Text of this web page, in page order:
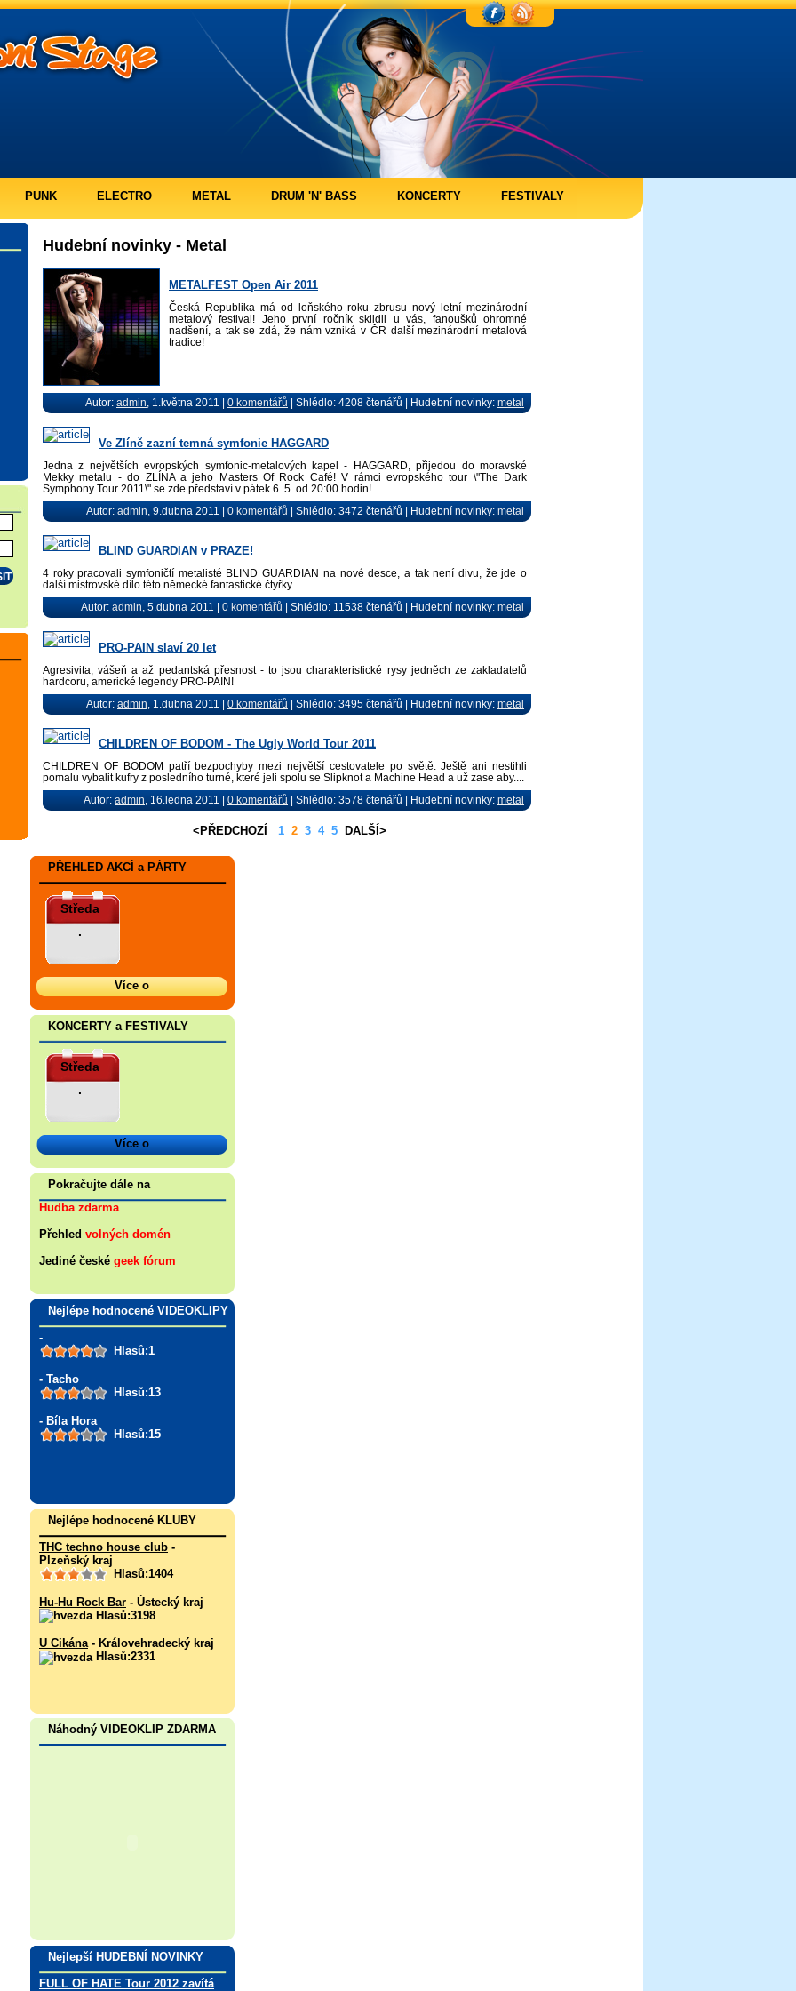
PUNK ELECTRO METAL DRUM 'N' BASS KONCERTY FESTIVALY
Hudební novinky - Metal
METALFEST Open Air 2011
Česká Republika má od loňského roku zbrusu nový letní mezinárodní
metalový festival! Jeho první ročník sklidil u vás, fanoušků ohromné
nadšení, a tak se zdá, že nám vzniká v ČR další mezinárodní metalová
tradice!
Autor: admin , 1.května 2011 | 0 komentářů | Shlédlo: 4208 čtenářů | Hudební novinky: metal
Ve Zlíně zazní temná symfonie HAGGARD
Jedna z největších evropských symfonic-metalových kapel - HAGGARD, přijedou do moravské
Mekky metalu - do ZLÍNA a jeho Masters Of Rock Café! V rámci evropského tour \"The Dark
Symphony Tour 2011\" se zde představí v pátek 6. 5. od 20:00 hodin!
Autor: admin , 9.dubna 2011 | 0 komentářů | Shlédlo: 3472 čtenářů | Hudební novinky: metal
BLIND GUARDIAN v PRAZE!
4 roky pracovali symfoničtí metalisté BLIND GUARDIAN na nové desce, a tak není divu, že jde o
další mistrovské dílo této německé fantastické čtyřky.
Autor: admin , 5.dubna 2011 | 0 komentářů | Shlédlo: 11538 čtenářů | Hudební novinky: metal
PRO-PAIN slaví 20 let
Agresivita, vášeň a až pedantská přesnost - to jsou charakteristické rysy jedněch ze zakladatelů
hardcoru, americké legendy PRO-PAIN!
Autor: admin , 1.dubna 2011 | 0 komentářů | Shlédlo: 3495 čtenářů | Hudební novinky: metal
CHILDREN OF BODOM - The Ugly World Tour 2011
CHILDREN OF BODOM patří bezpochyby mezi největší cestovatele po světě. Ještě ani nestihli
pomalu vybalit kufry z posledního turné, které jeli spolu se Slipknot a Machine Head a už zase aby....
Autor: admin , 16.ledna 2011 | 0 komentářů | Shlédlo: 3578 čtenářů | Hudební novinky: metal
<PŘEDCHOZÍ 1 2 3 4 5 DALŠÍ>
PŘEHLED AKCÍ a PÁRTY
Středa
.
Více o
KONCERTY a FESTIVALY
Středa
.
Více o
Pokračujte dále na
Hudba zdarma
Přehled volných domén
Jediné české geek fórum
Nejlépe hodnocené VIDEOKLIPY
-
Hlasů:1
- Tacho
Hlasů:13
- Bíla Hora
Hlasů:15
Nejlépe hodnocené KLUBY
THC techno house club -
Plzeňský kraj
Hlasů:1404
Hu-Hu Rock Bar - Ústecký kraj
Hlasů:3198
U Cikána- Královehradecký kraj
Hlasů:2331
Náhodný VIDEOKLIP ZDARMA
Nejlepší HUDEBNÍ NOVINKY
FULL OF HATE Tour 2012 zavítá